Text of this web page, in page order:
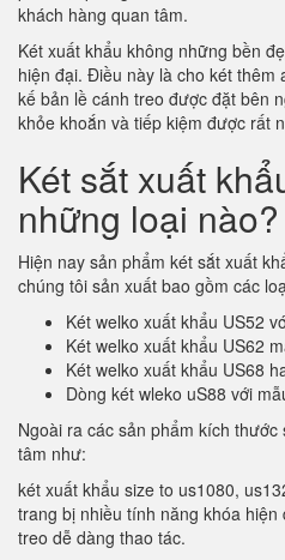
khách hàng quan tâm.
Két xuất khẩu không những bền
hiện đại. Điều này là cho két thêm
kế bản lề cánh treo được đặt bên
khỏe khoắn và tiếp kiệm được rất
Két sắt xuất
những loại nào?
Hiện nay sản phẩm két sắt xuất
chúng tôi sản xuất bao gồm các
Két welko xuất khẩu US52
Két welko xuất khẩu US62
Két welko xuất khẩu US68
Dòng két wleko uS88 với
Ngoài ra các sản phẩm kích
tâm như:
két xuất khẩu size to us1080,
trang bị nhiều tính năng khóa
treo dễ dàng thao tác.